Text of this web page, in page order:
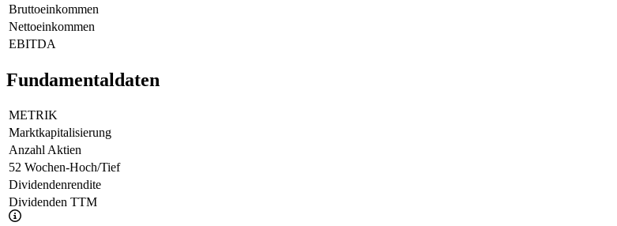
Bruttoeinkommen
Nettoeinkommen
EBITDA
Fundamentaldaten
METRIK
Marktkapitalisierung
Anzahl Aktien
52 Wochen-Hoch/Tief
Dividendenrendite
Dividenden TTM